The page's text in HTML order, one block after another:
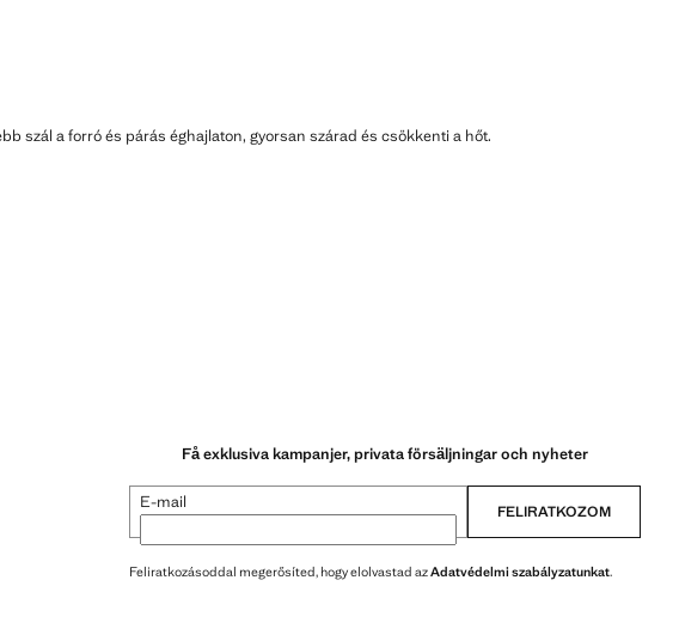
szál a forró és párás éghajlaton, gyorsan szárad és csökkenti a hőt.
Få exklusiva kampanjer, privata försäljningar och nyheter
E-mail FELIRATKOZOM
Feliratkozásoddal megerősíted, hogy elolvastad azAdatvédelmi szabályzatunkat.